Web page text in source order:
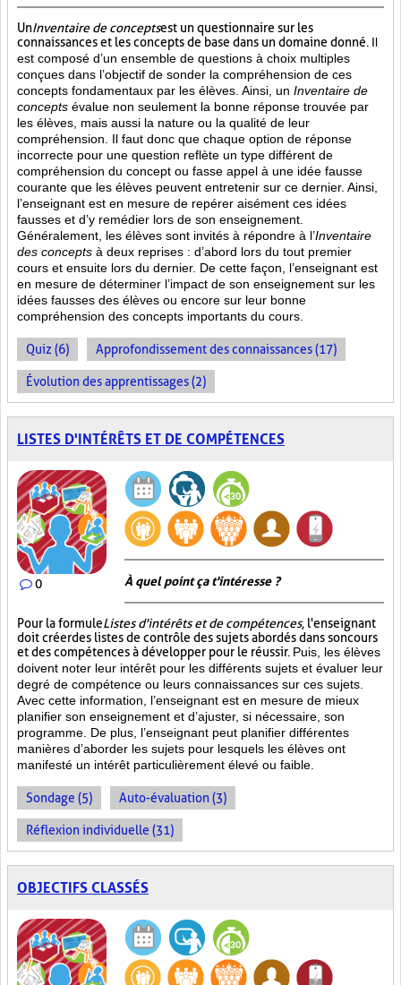
UnInventaire de conceptsest un questionnaire sur les
connaissances et les concepts de base dans un domaine donné. Il
est composé d’un ensemble de questions à choix multiples
conçues dans l’objectif de sonder la compréhension de ces
concepts fondamentaux par les élèves. Ainsi, un Inventaire de
concepts évalue non seulement la bonne réponse trouvée par
les élèves, mais aussi la nature ou la qualité de leur
compréhension. Il faut donc que chaque option de réponse
incorrecte pour une question reflète un type différent de
compréhension du concept ou fasse appel à une idée fausse
courante que les élèves peuvent entretenir sur ce dernier. Ainsi,
l’enseignant est en mesure de repérer aisément ces idées
fausses et d’y remédier lors de son enseignement.
Généralement, les élèves sont invités à répondre à l’Inventaire
des concepts à deux reprises : d’abord lors du tout premier
cours et ensuite lors du dernier. De cette façon, l’enseignant est
en mesure de déterminer l’impact de son enseignement sur les
idées fausses des élèves ou encore sur leur bonne
compréhension des concepts importants du cours.
Quiz (6) Approfondissement des connaissances (17)
Évolution des apprentissages (2)
LISTES D'INTÉRÊTS ET DE COMPÉTENCES
0 À quel point ça t'intéresse ?
Pour la formuleListes d'intérêts et de compétences, l'enseignant
doit créer des listes de contrôle des sujets abordés dans son cours
et des compétences à développer pour le réussir. Puis, les élèves
doivent noter leur intérêt pour les différents sujets et évaluer leur
degré de compétence ou leurs connaissances sur ces sujets.
Avec cette information, l’enseignant est en mesure de mieux
planifier son enseignement et d’ajuster, si nécessaire, son
programme. De plus, l’enseignant peut planifier différentes
manières d’aborder les sujets pour lesquels les élèves ont
manifesté un intérêt particulièrement élevé ou faible.
Sondage (5) Auto-évaluation (3)
Réflexion individuelle (31)
OBJECTIFS CLASSÉS